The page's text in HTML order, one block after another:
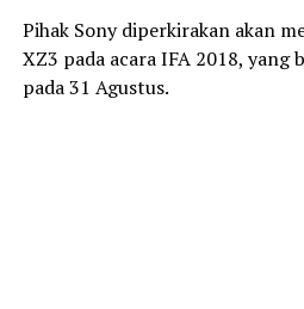
Pihak Sony diperkirakan akan
XZ3 pada acara IFA 2018, yang
pada 31 Agustus.